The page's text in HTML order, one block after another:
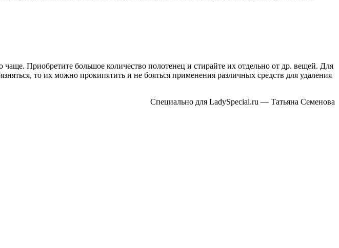
Приобретите большое количество полотенец и стирайте их отдельно от др. вещей. Для
то их можно прокипятить и не бояться применения различных средств для удаления
Специально для LadySpecial.ru — Татьяна Семенова